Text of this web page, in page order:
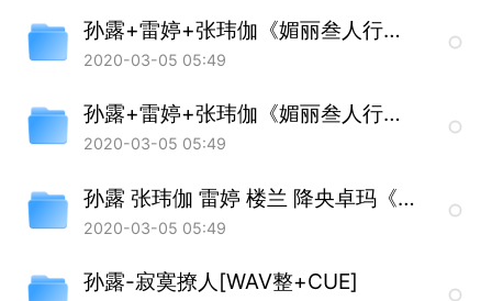
孙露+雷婷+张玮伽《媚丽叁人行》CD1 UPDTS-WAV分轨
2020-03-05 05:49
孙露+雷婷+张玮伽《媚丽叁人行》CD2 UPDTS-WAV分轨
2020-03-05 05:49
孙露 张玮伽 雷婷 楼兰 降央卓玛《天碟试音王-五大女声》UPDTS-WAV分轨
2020-03-05 05:49
孙露-寂寞撩人[WAV整+CUE]